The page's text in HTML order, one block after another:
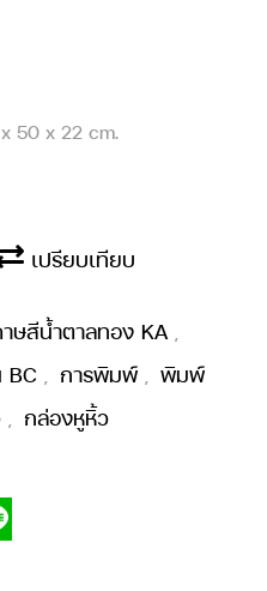
50 x 22 cm.
เปรียบเทียบ
ษสีน้ำตาลทอง KA ,
BC , การพิมพ์ , พิมพ์
, กล่องหูหิ้ว